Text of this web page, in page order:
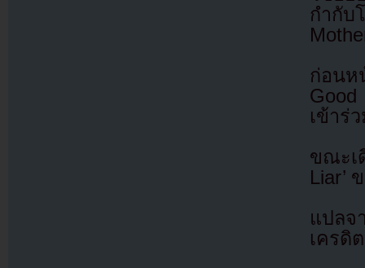
กำกั
ก่อนห
เข้าร่
ขณะเ
Liar’
แปล
เครดิ